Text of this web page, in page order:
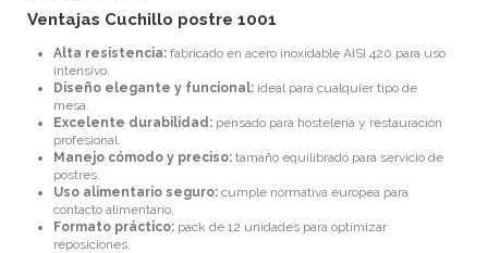
Ventajas Cuchillo postre 1001
Alta resistencia: fabricado en acero inoxidable AISI 420 para uso
intensivo.
Diseño elegante y funcional: ideal para cualquier tipo de
mesa.
Excelente durabilidad: pensado para hostelería y restauración
profesional.
Manejo cómodo y preciso: tamaño equilibrado para servicio de
postres.
Uso alimentario seguro: cumple normativa europea para
contacto alimentario.
Formato práctico: pack de 12 unidades para optimizar
reposiciones.